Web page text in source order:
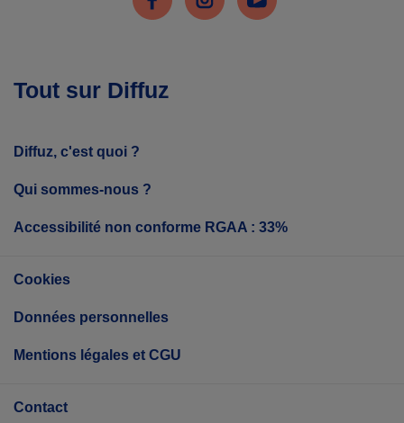
Tout sur Diffuz
Diffuz, c'est quoi ?
Qui sommes-nous ?
Accessibilité non conforme RGAA : 33%
Cookies
Données personnelles
Mentions légales et CGU
Contact